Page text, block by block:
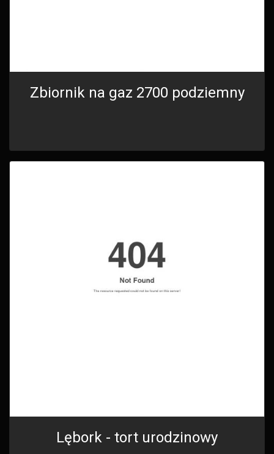
Zbiornik na gaz 2700 podziemny
Lębork - tort urodzinowy